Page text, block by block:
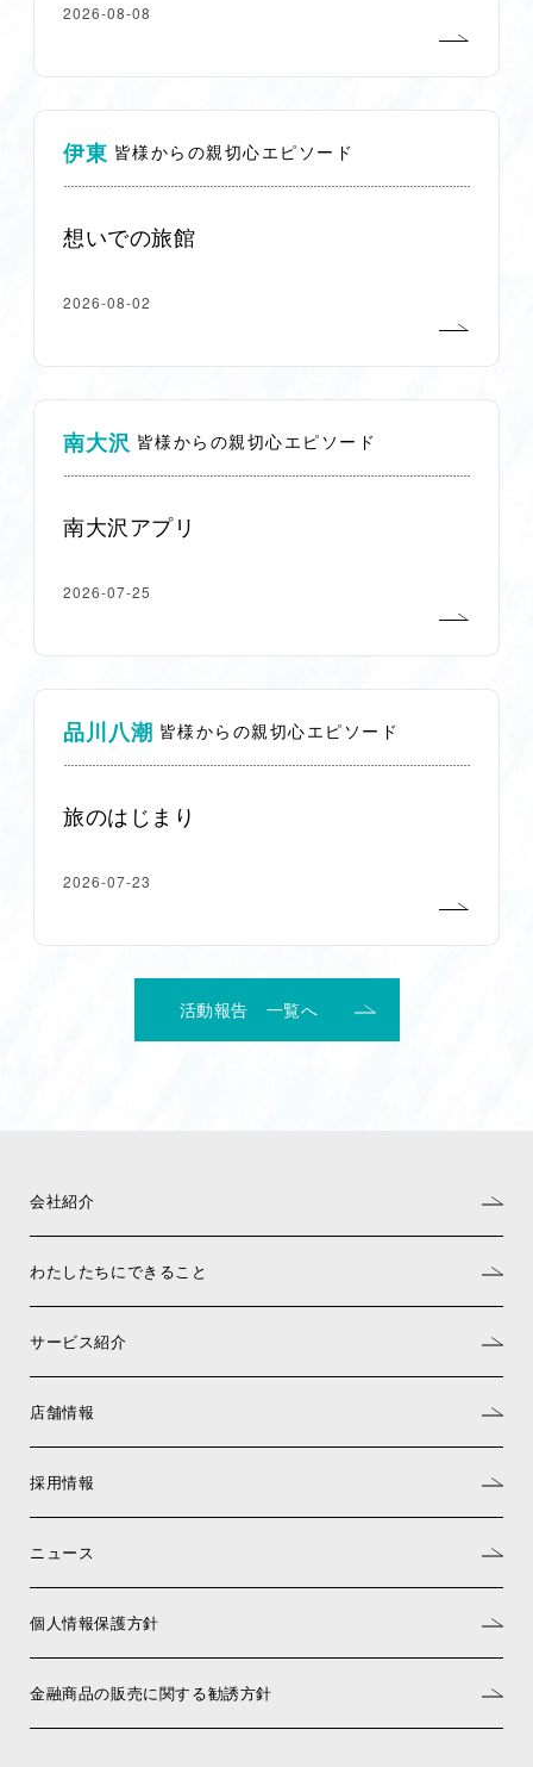
2026-08-08
伊東 皆様からの親切心エピソード
想いでの旅館
2026-08-02
南大沢 皆様からの親切心エピソード
南大沢アプリ
2026-07-25
品川八潮 皆様からの親切心エピソード
旅のはじまり
2026-07-23
活動報告 一覧へ
会社紹介
わたしたちにできること
サービス紹介
店舗情報
採用情報
ニュース
個人情報保護方針
金融商品の販売に関する勧誘方針